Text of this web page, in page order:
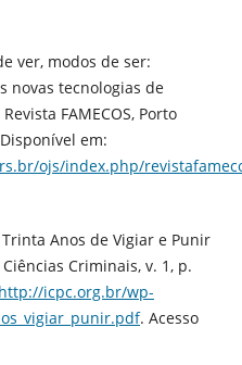
ver, modos de ser:
novas tecnologias de
FAMECOS, Porto
em:
ojs/index.php/
Trinta Anos de Vigiar e Punir
Criminais, v. 1, p.
http://icpc.org.br/wp-
. Acesso